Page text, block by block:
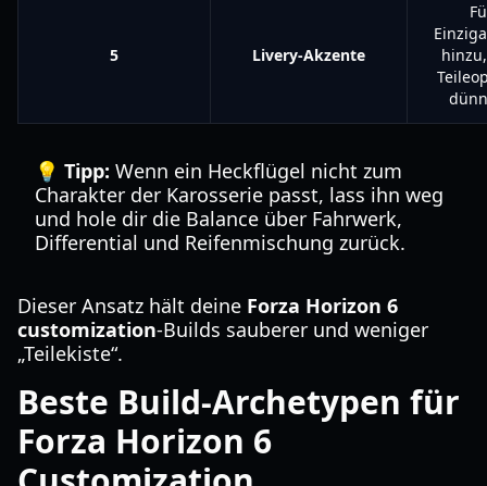
5 Livery-Akzente
💡 Tipp: Wenn ein Heckflügel nicht zum
Charakter der Karosserie passt, lass ihn weg
und hole dir die Balance über Fahrwerk,
Differential und Reifenmischung zurück.
Dieser Ansatz hält deine Forza Horizon 6
customization-Builds sauberer und weniger
„Teilekiste“.
Beste Build-Archetypen für
Forza Horizon 6